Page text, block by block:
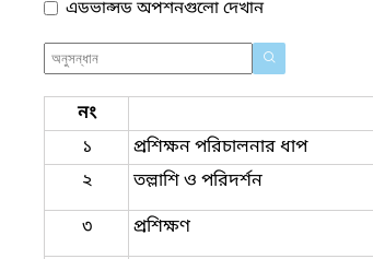
এডভান্সড অপশনগুলো দেখান
নং
১
প্রশিক্ষন পরিচালনার ধাপ
২
তল্লাশি ও পরিদর্শন
৩
প্রশিক্ষণ